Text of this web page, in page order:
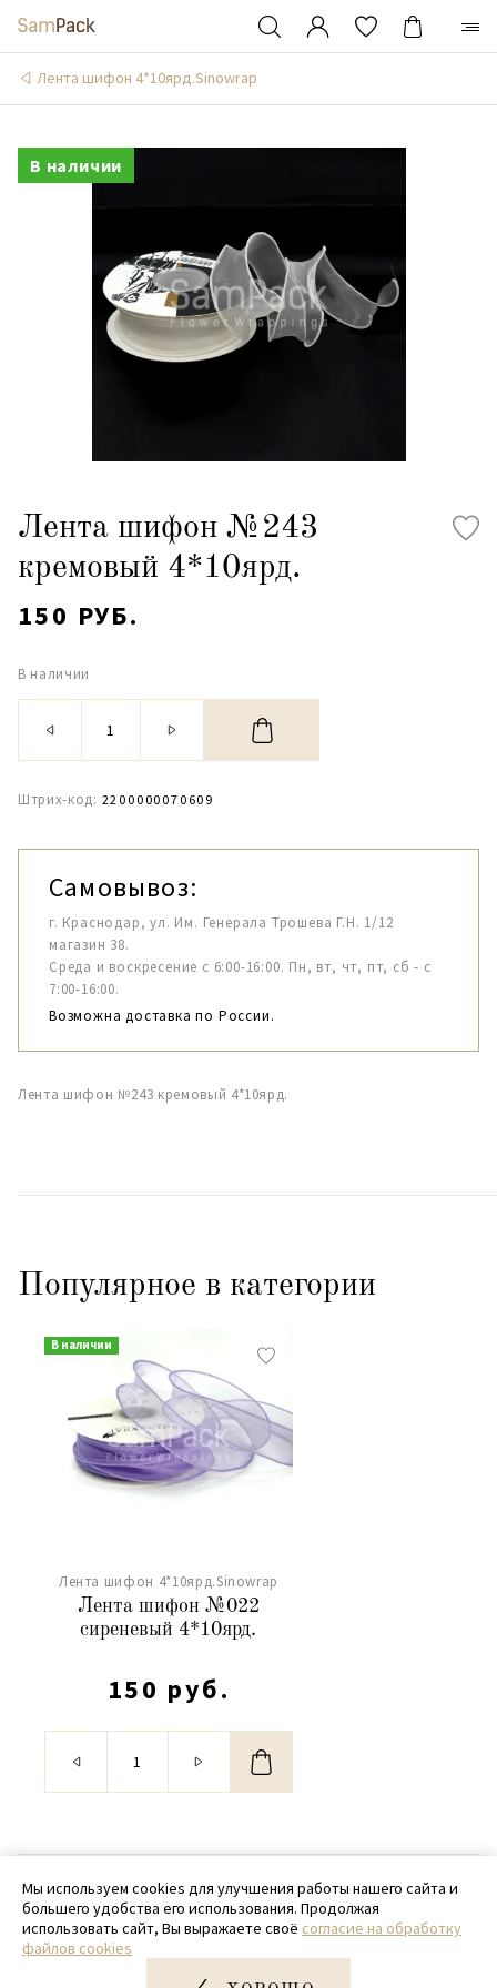
Лента шифон 4*10ярд.Sinowrap
В наличии
Лента шифон №243
кремовый 4*10ярд.
150 РУБ.
В наличии
Штрих-код: 2200000070609
Самовывоз:
г. Краснодар, ул. Им. Генерала Трошева Г.Н. 1/12
магазин 38.
Среда и воскресение с 6:00-16:00. Пн, вт, чт, пт, сб - с
7:00-16:00.
Возможна доставка по России.
Лента шифон №243 кремовый 4*10ярд.
Популярное в категории
В наличии
Лента шифон 4*10ярд.Sinowrap
Лента шифон №022
сиреневый 4*10ярд.
150 руб.
© 2020 - 2026 SamPack
+ 7 (918) 699-97-87
zakaz@sampack.store
Мы используем cookies для улучшения работы нашего сайта и
большего удобства его использования. Продолжая
использовать сайт, Вы выражаете своё согласие на обработку
файлов cookies